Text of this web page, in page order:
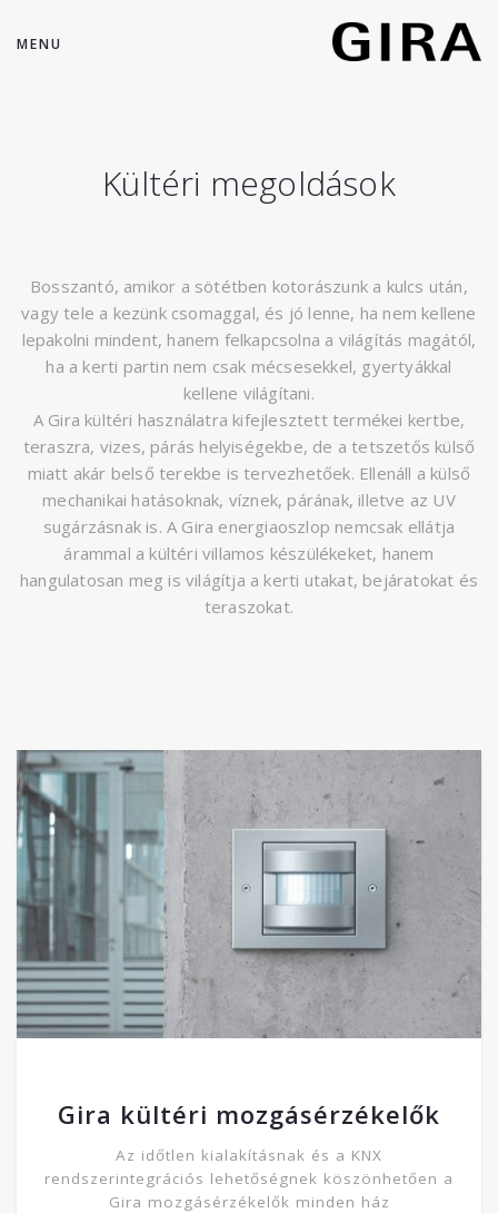
MENU
Kültéri megoldások
Bosszantó, amikor a sötétben kotorászunk a kulcs után,
vagy tele a kezünk csomaggal, és jó lenne, ha nem kellene
lepakolni mindent, hanem felkapcsolna a világítás magától,
ha a kerti partin nem csak mécsesekkel, gyertyákkal
kellene világítani.
A Gira kültéri használatra kifejlesztett termékei kertbe,
teraszra, vizes, párás helyiségekbe, de a tetszetős külső
miatt akár belső terekbe is tervezhetőek. Ellenáll a külső
mechanikai hatásoknak, víznek, párának, illetve az UV
sugárzásnak is. A Gira energiaoszlop nemcsak ellátja
árammal a kültéri villamos készülékeket, hanem
hangulatosan meg is világítja a kerti utakat, bejáratokat és
teraszokat.
Gira kültéri mozgásérzékelők
Az időtlen kialakításnak és a KNX
rendszerintegrációs lehetőségnek köszönhetően a
Gira mozgásérzékelők minden ház